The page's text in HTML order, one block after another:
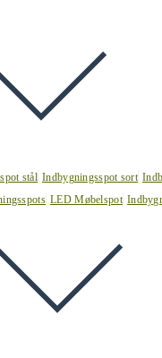
stål Indbygningsspot sort
LED Møbelspot